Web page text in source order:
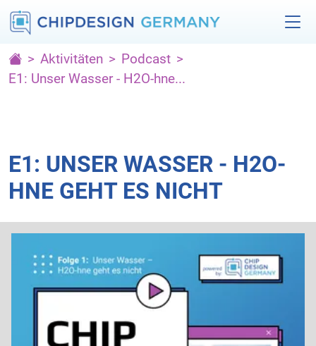
Aktivitäten
Podcast
E1: Unser Wasser - H2O-hne...
E1: UNSER WASSER - H2O-
HNE GEHT ES NICHT